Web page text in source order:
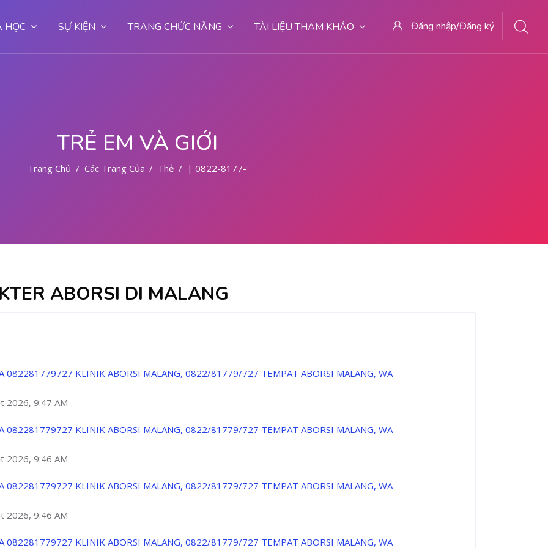
HỌC SỰ KIỆN TRANG CHỨC NĂNG TÀI LIỆU THAM KHẢO Đăng nhập/Đăng ký
TRẺ EM VÀ GIỚI
Trang Chủ Các Trang Của Hệ Thống
Thẻ | 0822-8177-9727 | DOKTER ABORSI DI MALANG
ABORSI DI MALANG
082281779727 KLINIK ABORSI MALANG, 0822/81779/727 TEMPAT ABORSI MALANG, WA
2026, 9:47 AM
082281779727 KLINIK ABORSI MALANG, 0822/81779/727 TEMPAT ABORSI MALANG, WA
2026, 9:46 AM
082281779727 KLINIK ABORSI MALANG, 0822/81779/727 TEMPAT ABORSI MALANG, WA
2026, 9:46 AM
082281779727 KLINIK ABORSI MALANG, 0822/81779/727 TEMPAT ABORSI MALANG, WA